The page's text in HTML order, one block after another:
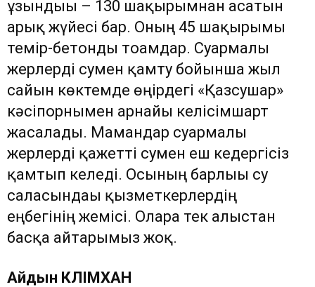
ұзындығы – 130 шақырымнан асатын
арық жүйесі бар. Оның 45 шақырымы
темір-бетонды тоғамдар. Суармалы
жерлерді сумен қамту бойынша жыл
сайын көктемде өңірдегі «Қазсушар»
кәсіпорнымен арнайы келісімшарт
жасалады. Мамандар суармалы
жерлерді қажетті сумен еш кедергісіз
қамтып келеді. Осының барлығы су
саласындағы қызметкерлердің
еңбегінің жемісі. Оларға тек алғыстан
басқа айтарымыз жоқ.
Айдын КӘЛІМХАН